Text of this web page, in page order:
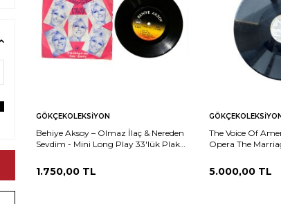
Sepete
Ekle
GÖKÇEKOLEKSIYON
Behiye Aksoy – Olmaz İlaç & Nereden
Sevdim - Mini Long Play 33'lük Plak
1.750,00 TL
Sepete
Ekle
The Voice Of
Opera The
(10/9) PLK26030
5.000,00 TL